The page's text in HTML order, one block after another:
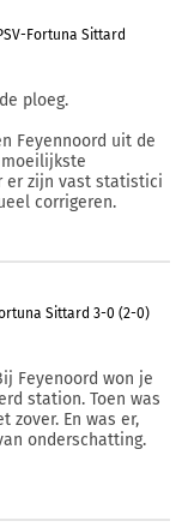
Fortuna Sittard
ploeg.
Feyennoord uit de
er zijn vast statistici
corrigeren.
Sittard 3-0 (2-0)
Feyenoord won je
station. Toen was
zover. En was er,
onderschatting.